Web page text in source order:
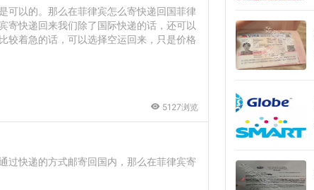
可以的。那么在菲律宾怎么寄快递回国菲律
寄快递回来我们除了国际快递的话，还可以
较着急的话，可以选择空运回来，只是价格
5127浏览
过快递的方式邮寄回国内，那么在菲律宾寄